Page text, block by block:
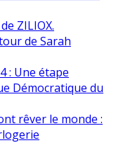
ZILIOX.
de Sarah
: Une étape
Démocratique du
rêver le monde :